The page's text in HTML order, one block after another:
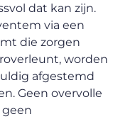
dat kan zijn.
via een
die zorgen
worden
afgestemd
Geen overvolle